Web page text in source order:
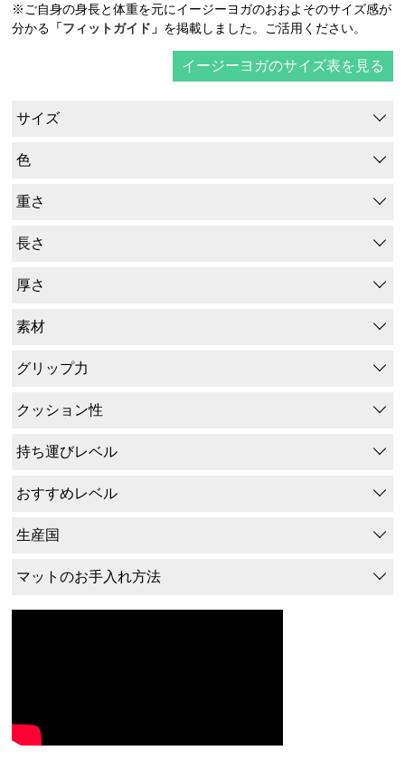
※ご自身の身長と体重を元にイージーヨガのおおよそのサイズ感が
分かる 「フィットガイド」 を掲載しました。ご活用ください。
イージーヨガのサイズ表を見る
サイズ
色
重さ
長さ
厚さ
素材
グリップ力
クッション性
持ち運びレベル
おすすめレベル
生産国
マットのお手入れ方法